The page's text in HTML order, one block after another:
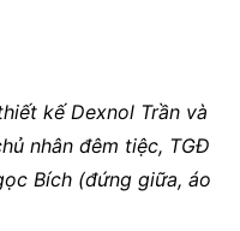
kế Dexnol Trần và
nhân đêm tiệc, TGĐ
Bích (đứng giữa, áo